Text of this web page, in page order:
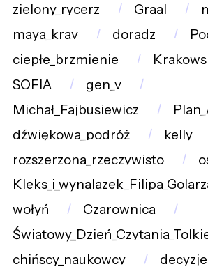
zielony_rycerz
Graal
maya_krav
doradz
ciepłe_brzmienie
SOFIA
gen_v
Michał_Fajbusiewicz
dźwiękowa_podróż
kelly
rozszerzona_rzeczywisto
wołyń
Czarownica
chińscy_naukowcy
decyzje